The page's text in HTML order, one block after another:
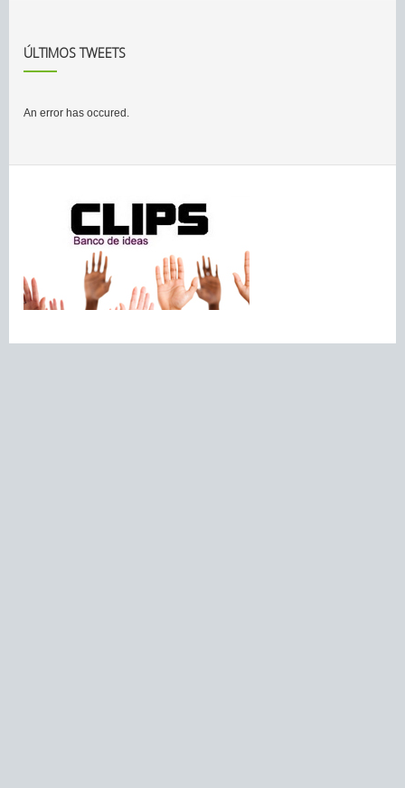
ÚLTIMOS TWEETS
An error has occured.